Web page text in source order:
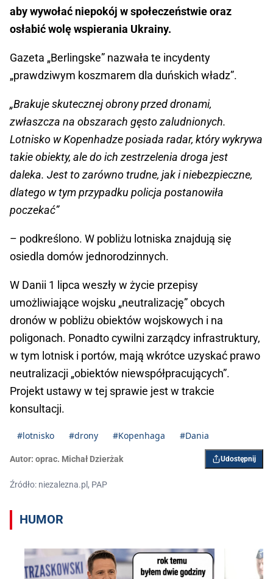
aby wywołać niepokój w społeczeństwie oraz
osłabić wolę wspierania Ukrainy.
Gazeta „Berlingske” nazwała te incydenty
„prawdziwym koszmarem dla duńskich władz”.
„Brakuje skutecznej obrony przed dronami,
zwłaszcza na obszarach gęsto zaludnionych.
Lotnisko w Kopenhadze posiada radar, który wykrywa
takie obiekty, ale do ich zestrzelenia droga jest
daleka. Jest to zarówno trudne, jak i niebezpieczne,
dlatego w tym przypadku policja postanowiła
poczekać”
– podkreślono. W pobliżu lotniska znajdują się
osiedla domów jednorodzinnych.
W Danii 1 lipca weszły w życie przepisy
umożliwiające wojsku „neutralizację” obcych
dronów w pobliżu obiektów wojskowych i na
poligonach. Ponadto cywilni zarządcy infrastruktury,
w tym lotnisk i portów, mają wkrótce uzyskać prawo
neutralizacji „obiektów niewspółpracujących”.
Projekt ustawy w tej sprawie jest w trakcie
konsultacji.
#lotnisko #drony #Kopenhaga #Dania
Autor: oprac. Michał Dzierżak Udostępnij
Źródło: niezalezna.pl, PAP
HUMOR